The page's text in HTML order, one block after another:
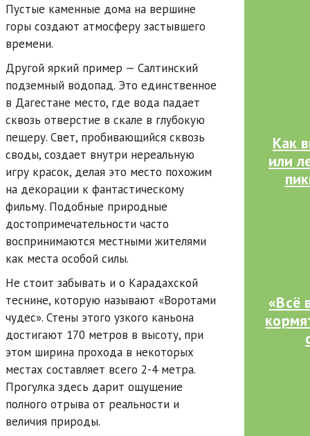
Пустые каменные дома на вершине
горы создают атмосферу застывшего
времени.
Другой яркий пример — Салтинский
подземный водопад. Это единственное
в Дагестане место, где вода падает
сквозь отверстие в скале в глубокую
пещеру. Свет, пробивающийся сквозь
своды, создает внутри нереальную
игру красок, делая это место похожим
на декорации к фантастическому
фильму. Подобные природные
достопримечательности часто
воспринимаются местными жителями
как места особой силы.
Не стоит забывать и о Карадахской
теснине, которую называют «Воротами
чудес». Стены этого узкого каньона
достигают 170 метров в высоту, при
этом ширина прохода в некоторых
местах составляет всего 2-4 метра.
Прогулка здесь дарит ощущение
полного отрыва от реальности и
величия природы.
Как
или
«Всё